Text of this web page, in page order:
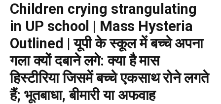
Children crying strangulating
in UP school | Mass Hysteria
Outlined | यूपी के स्कूल में बच्चे अपना
गला क्यों दबाने लगे: क्या है मास
हिस्टीरिया जिसमें बच्चे एकसाथ रोने लगते
हैं; भूतबाधा, बीमारी या अफवाह